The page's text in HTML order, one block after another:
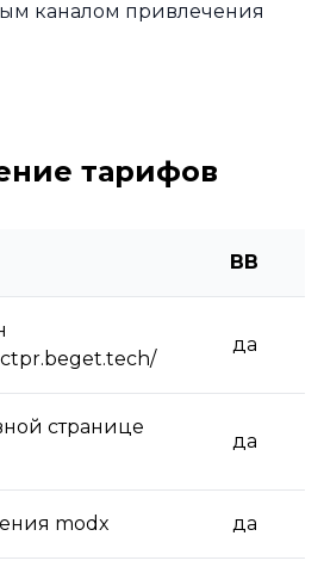
каналом привлечения
тарифов
BB
да
странице
да
modx да